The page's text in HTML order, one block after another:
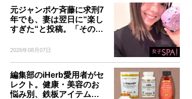
元ジャンポケ斉藤に求刑7
年でも、妻は翌日に“楽し
すぎた“と投稿。「その…
2026年08月07日
編集部のiHerb愛用者がセ
レクト。健康・美容のお
悩み別、鉄板アイテム…